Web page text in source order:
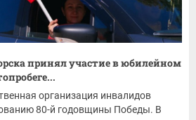
принял участие в юбилейном
организация инвалидов
80-й годовщины Победы. В